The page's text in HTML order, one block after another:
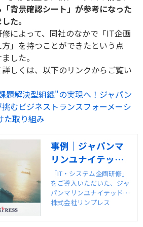
背景確認シート」が参考になった
た。
によって、同社のなかで「IT企画
」を持つことができたという点
した。
しくは、以下のリンクからご覧い
題解決型組織"の実現へ！ジャパン
むビジネストランスフォーメーシ
た取り組み
事例｜ジャパンマ
リンユナイテッド
様（IT・システム
企画研修）｜株式
会社リンプレス
「IT・システム企画研修」
をご導入いただいた、ジャ
パンマリンユナイテッド株
式会社様の事例インタビュ
株式会社リンプレス